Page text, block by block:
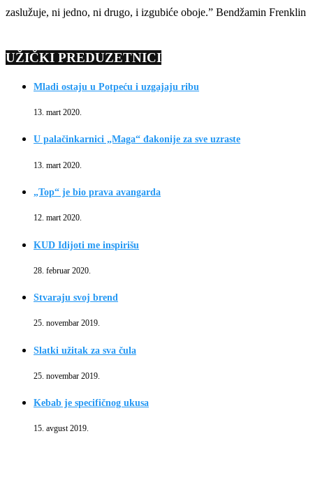
zaslužuje, ni jedno, ni drugo, i izgubiće oboje.” Bendžamin Frenklin
UŽIČKI PREDUZETNICI
Mladi ostaju u Potpeću i uzgajaju ribu
13. mart 2020.
U palačinkarnici „Maga“ đakonije za sve uzraste
13. mart 2020.
„Top“ je bio prava avangarda
12. mart 2020.
KUD Idijoti me inspirišu
28. februar 2020.
Stvaraju svoj brend
25. novembar 2019.
Slatki užitak za sva čula
25. novembar 2019.
Kebab je specifičnog ukusa
15. avgust 2019.